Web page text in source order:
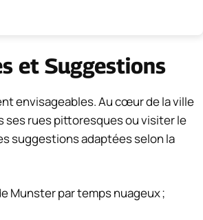
et Suggestions
envisageables. Au cœur de la ville
ses rues pittoresques ou visiter le
suggestions adaptées selon la
Munster par temps nuageux ;